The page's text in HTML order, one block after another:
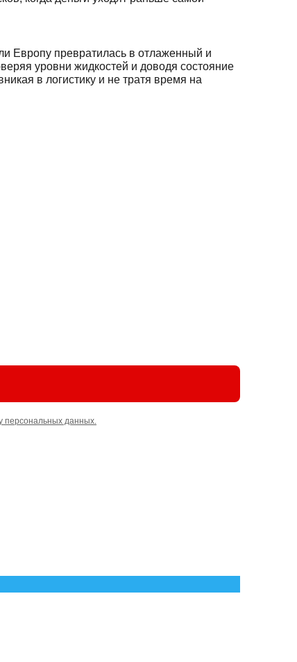
Европу превратилась в отлаженный и
уровни жидкостей и доводя состояние
в логистику и не тратя время на
персональных данных.